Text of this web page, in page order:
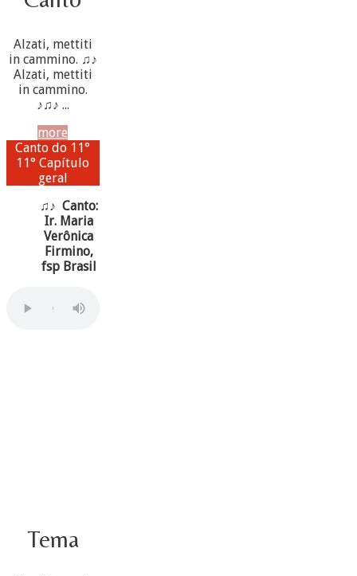
Alzati, mettiti
in cammino. ♫♪
Alzati, mettiti
in cammino.
♪♫♪ ...
more
Canto do 11°
11° Capítulo
geral
♫♪ Canto:
Ir. Maria
Verônica
Firmino,
fsp Brasil
Tema